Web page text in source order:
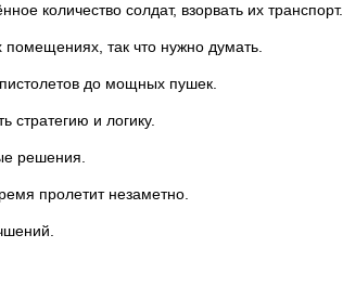
количество солдат, взорвать их транспорт.
так что нужно думать.
до мощных пушек.
стратегию и логику.
решения.
пролетит незаметно.